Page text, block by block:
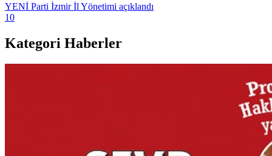
YENİ Parti İzmir İl Yönetimi açıklandı
10
Kategori Haberler